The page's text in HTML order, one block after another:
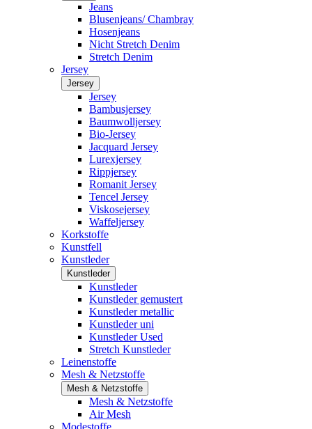
Jeans
Blusenjeans/ Chambray
Hosenjeans
Nicht Stretch Denim
Stretch Denim
Jersey
Jersey
Jersey
Bambusjersey
Baumwolljersey
Bio-Jersey
Jacquard Jersey
Lurexjersey
Rippjersey
Romanit Jersey
Tencel Jersey
Viskosejersey
Waffeljersey
Korkstoffe
Kunstfell
Kunstleder
Kunstleder
Kunstleder
Kunstleder gemustert
Kunstleder metallic
Kunstleder uni
Kunstleder Used
Stretch Kunstleder
Leinenstoffe
Mesh & Netzstoffe
Mesh & Netzstoffe
Mesh & Netzstoffe
Air Mesh
Modestoffe